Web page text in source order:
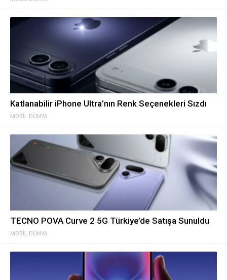
MOBIL DÜNYA
Katlanabilir iPhone Ultra’nın Renk Seçenekleri Sızdı
MOBIL DÜNYA
TECNO POVA Curve 2 5G Türkiye’de Satışa Sunuldu